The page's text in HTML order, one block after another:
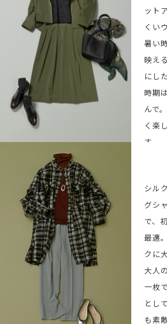
Skirt
ット
くい
暑い
映え
にし
時期
んで
く楽
す。
Knit
シル
グシ
で、
最適
クに
大人
一枚
とし
も素